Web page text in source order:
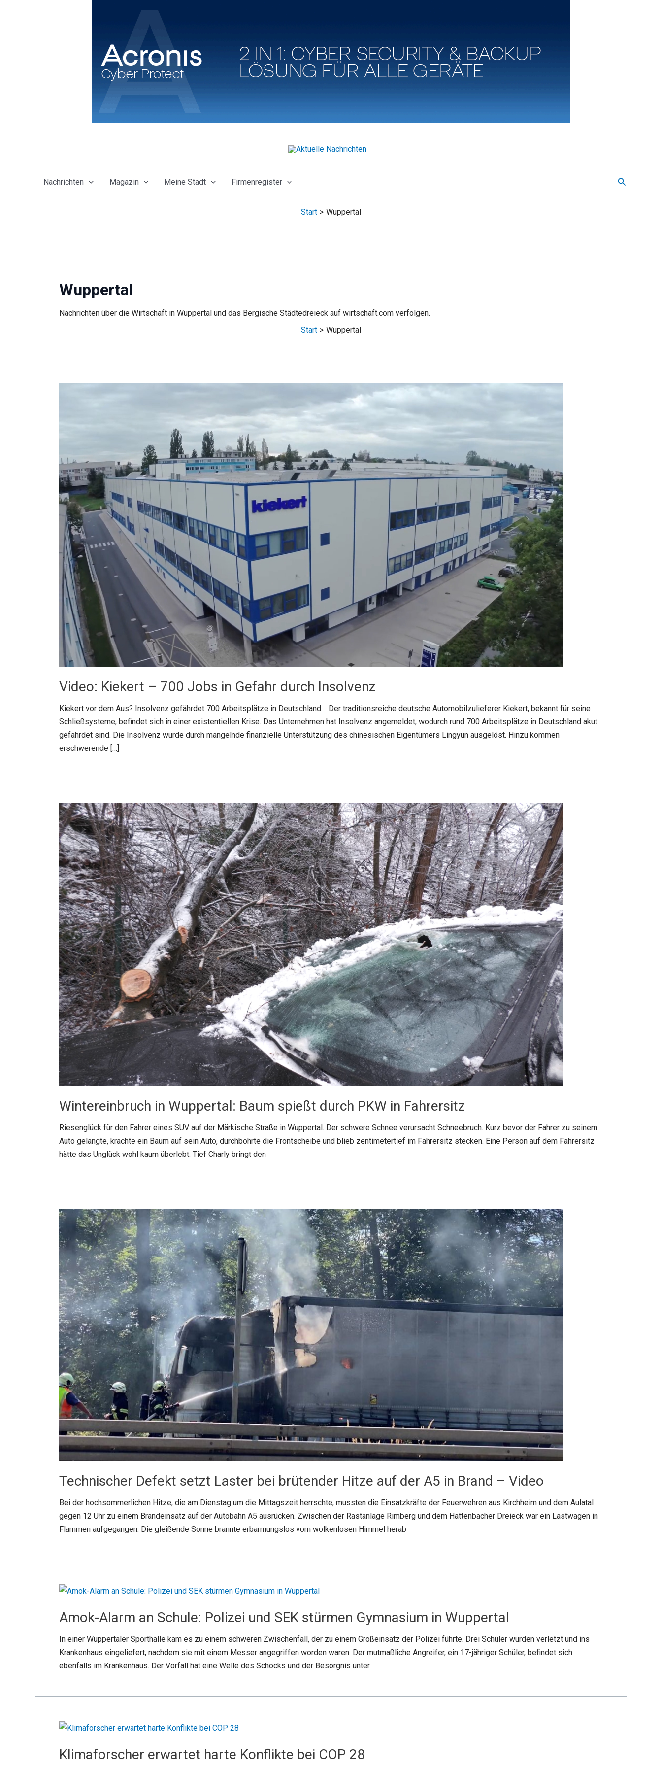
Nachrichten Magazin Meine Stadt Firmenregister Suchen
Start Wuppertal
Wuppertal
Nachrichten über die Wirtschaft in Wuppertal und das Bergische Städtedreieck auf wirtschaft.com verfolgen.
Start
Wuppertal
Video: Kiekert – 700 Jobs in Gefahr durch Insolvenz
Kiekert vor dem Aus? Insolvenz gefährdet 700 Arbeitsplätze in Deutschland. Der traditionsreiche deutsche Automobilzulieferer Kiekert, bekannt für seine
Schließsysteme, befindet sich in einer existentiellen Krise. Das Unternehmen hat Insolvenz angemeldet, wodurch rund 700 Arbeitsplätze in Deutschland akut
gefährdet sind. Die Insolvenz wurde durch mangelnde finanzielle Unterstützung des chinesischen Eigentümers Lingyun ausgelöst. Hinzu kommen
erschwerende […]
Wintereinbruch in Wuppertal: Baum spießt durch PKW in Fahrersitz
Riesenglück für den Fahrer eines SUV auf der Märkische Straße in Wuppertal. Der schwere Schnee verursacht Schneebruch. Kurz bevor der Fahrer zu seinem
Auto gelangte, krachte ein Baum auf sein Auto, durchbohrte die Frontscheibe und blieb zentimetertief im Fahrersitz stecken. Eine Person auf dem Fahrersitz
hätte das Unglück wohl kaum überlebt. Tief Charly bringt den
Technischer Defekt setzt Laster bei brütender Hitze auf der A5 in Brand – Video
Bei der hochsommerlichen Hitze, die am Dienstag um die Mittagszeit herrschte, mussten die Einsatzkräfte der Feuerwehren aus Kirchheim und dem Aulatal
gegen 12 Uhr zu einem Brandeinsatz auf der Autobahn A5 ausrücken. Zwischen der Rastanlage Rimberg und dem Hattenbacher Dreieck war ein Lastwagen in
Flammen aufgegangen. Die gleißende Sonne brannte erbarmungslos vom wolkenlosen Himmel herab
Amok-Alarm an Schule: Polizei und SEK stürmen Gymnasium in Wuppertal
In einer Wuppertaler Sporthalle kam es zu einem schweren Zwischenfall, der zu einem Großeinsatz der Polizei führte. Drei Schüler wurden verletzt und ins
Krankenhaus eingeliefert, nachdem sie mit einem Messer angegriffen worden waren. Der mutmaßliche Angreifer, ein 17-jähriger Schüler, befindet sich
ebenfalls im Krankenhaus. Der Vorfall hat eine Welle des Schocks und der Besorgnis unter
Klimaforscher erwartet harte Konflikte bei COP 28